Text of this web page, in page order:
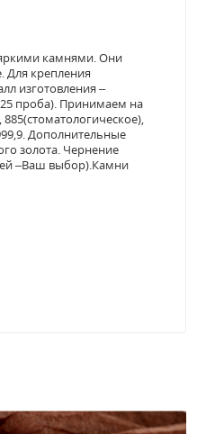
камнями. Они
Для крепления
изготовления –
проба). Принимаем на
Дополнительные
золота. Чернение
–Ваш выбор).Камни